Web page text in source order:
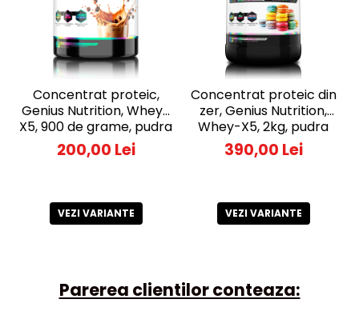
Concentrat proteic,
Genius Nutrition, Whey-
X5, 900 de grame, pudra
proteica
200,00 Lei
VEZI VARIANTE
Concentrat proteic din
zer, Genius Nutrition,
Whey-X5, 2kg, pudra
proteica
390,00 Lei
VEZI VARIANTE
Parerea clientilor conteaza: